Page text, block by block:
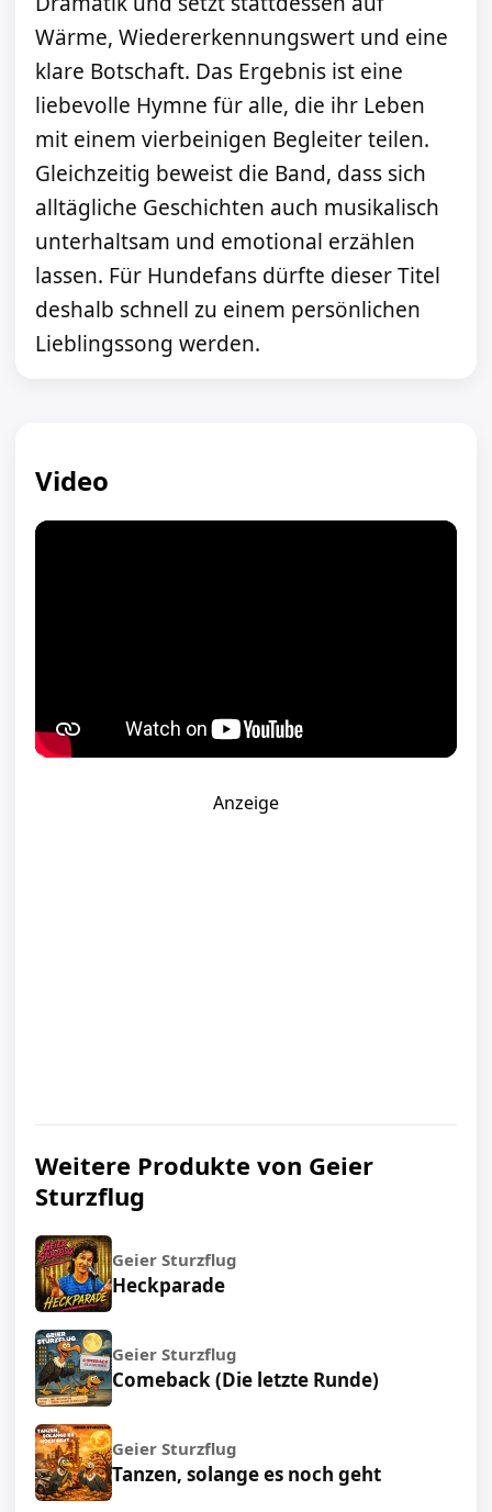
Wärme, Wiedererkennungswert und eine
klare Botschaft. Das Ergebnis ist eine
liebevolle Hymne für alle, die ihr Leben
mit einem vierbeinigen Begleiter teilen.
Gleichzeitig beweist die Band, dass sich
alltägliche Geschichten auch musikalisch
unterhaltsam und emotional erzählen
lassen. Für Hundefans dürfte dieser Titel
deshalb schnell zu einem persönlichen
Lieblingssong werden.
Video
Anzeige
Weitere Produkte von Geier
Sturzflug
Geier Sturzflug
Heckparade
Geier Sturzflug
Comeback (Die letzte Runde)
Geier Sturzflug
Tanzen, solange es noch geht